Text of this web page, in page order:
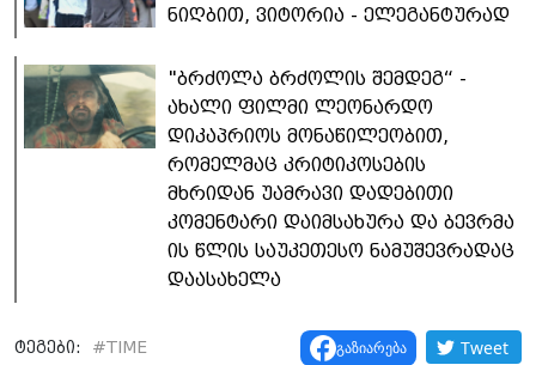
ნიღბით, ვიტორია - ელეგანტურად
"ბრძოლა ბრძოლის შემდეგ“ -
ახალი ფილმი ლეონარდო
დიკაპრიოს მონაწილეობით,
რომელმაც კრიტიკოსების
მხრიდან უამრავი დადებითი
კომენტარი დაიმსახურა და ბევრმა
ის წლის საუკეთესო ნამუშევრადაც
დაასახელა
ტეგები: #TIME
გაზიარება Tweet